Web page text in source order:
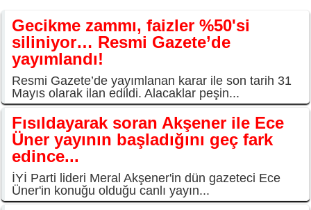
Gecikme zammı, faizler %50'si
siliniyor… Resmi Gazete’de
yayımlandı!
Resmi Gazete’de yayımlanan karar ile son tarih 31
Mayıs olarak ilan edildi. Alacaklar peşin...
Fısıldayarak soran Akşener ile Ece
Üner yayının başladığını geç fark
edince...
İYİ Parti lideri Meral Akşener'in dün gazeteci Ece
Üner'in konuğu olduğu canlı yayın...